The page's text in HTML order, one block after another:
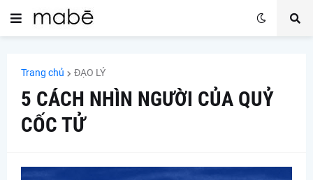
Trang chủ ĐẠO LÝ
5 CÁCH NHÌN NGƯỜI CỦA QUỶ
CỐC TỬ